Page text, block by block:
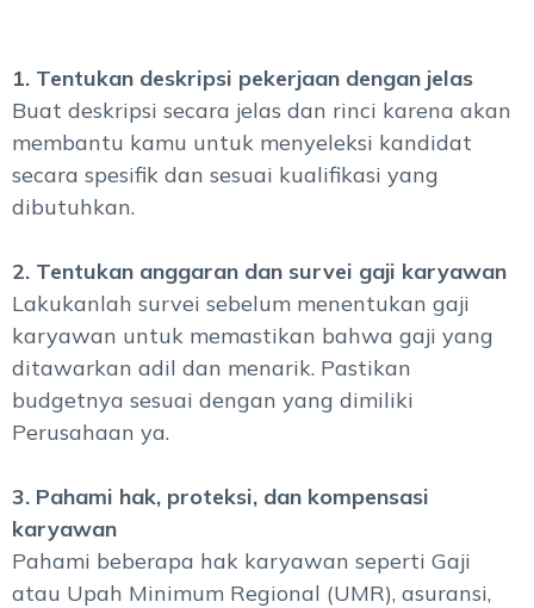
1. Tentukan deskripsi pekerjaan dengan jelas
Buat deskripsi secara jelas dan rinci karena akan
membantu kamu untuk menyeleksi kandidat
secara spesifik dan sesuai kualifikasi yang
dibutuhkan.
2. Tentukan anggaran dan survei gaji karyawan
Lakukanlah survei sebelum menentukan gaji
karyawan untuk memastikan bahwa gaji yang
ditawarkan adil dan menarik. Pastikan
budgetnya sesuai dengan yang dimiliki
Perusahaan ya.
3. Pahami hak, proteksi, dan kompensasi
karyawan
Pahami beberapa hak karyawan seperti Gaji
atau Upah Minimum Regional (UMR), asuransi,